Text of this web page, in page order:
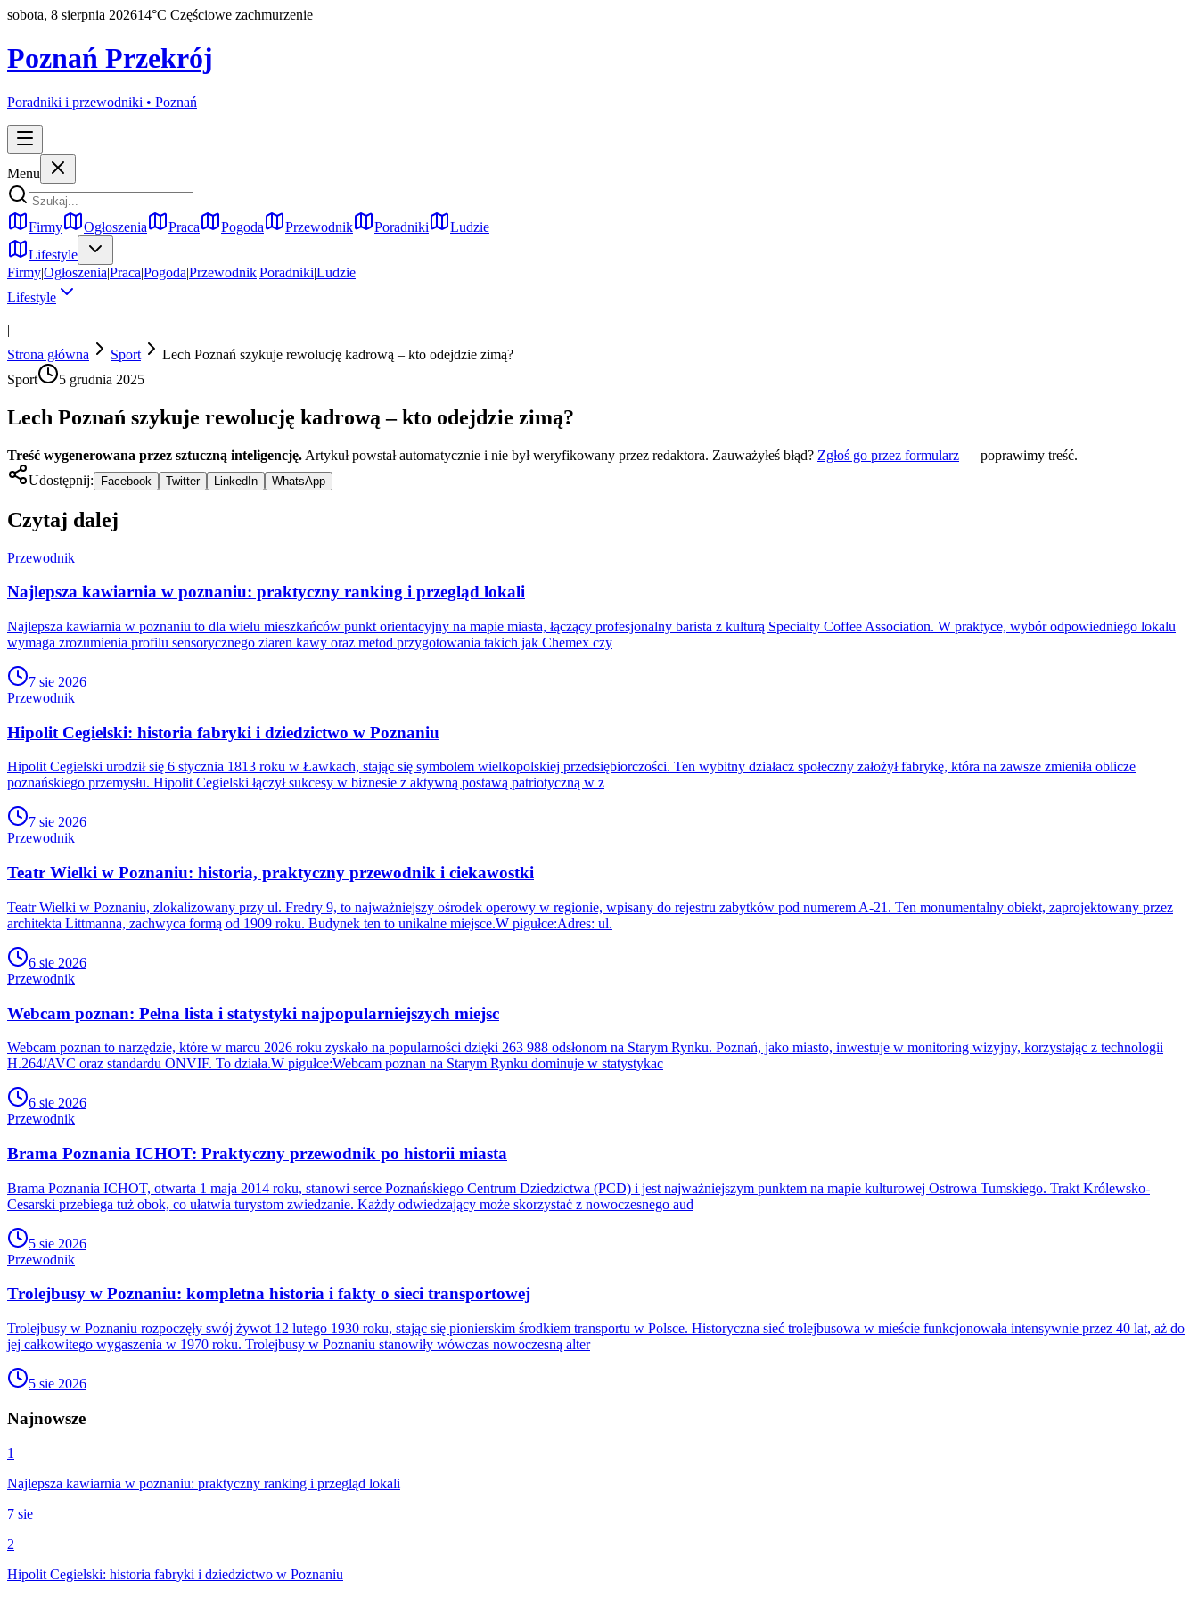
sobota, 8 sierpnia 202614°C Częściowe zachmurzenie
Poznań Przekrój
Poradniki i przewodniki • Poznań
Menu
Firmy Ogłoszenia Praca Pogoda Przewodnik Poradniki
Ludzie
Lifestyle
Firmy|Ogłoszenia|Praca|Pogoda|Przewodnik|Poradniki|Ludzie|
Lifestyle
|
Strona główna
Sport
Lech Poznań szykuje rewolucję kadrową – kto odejdzie zimą?
Sport
5 grudnia 2025
Lech Poznań szykuje rewolucję kadrową – kto odejdzie zimą?
Treść wygenerowana przez sztuczną inteligencję. Artykuł powstał automatycznie i nie był weryfikowany przez redaktora. Zauważyłeś błąd? Zgłoś go przez formularz — poprawimy treść.
Udostępnij:
Facebook Twitter LinkedIn WhatsApp
Czytaj dalej
Przewodnik
Najlepsza kawiarnia w poznaniu: praktyczny ranking i przegląd lokali
Najlepsza kawiarnia w poznaniu to dla wielu mieszkańców punkt orientacyjny na mapie miasta, łączący profesjonalny barista z kulturą Specialty Coffee Association. W praktyce, wybór odpowiedniego lokalu
wymaga zrozumienia profilu sensorycznego ziaren kawy oraz metod przygotowania takich jak Chemex czy
7 sie 2026
Przewodnik
Hipolit Cegielski: historia fabryki i dziedzictwo w Poznaniu
Hipolit Cegielski urodził się 6 stycznia 1813 roku w Ławkach, stając się symbolem wielkopolskiej przedsiębiorczości. Ten wybitny działacz społeczny założył fabrykę, która na zawsze zmieniła oblicze
poznańskiego przemysłu. Hipolit Cegielski łączył sukcesy w biznesie z aktywną postawą patriotyczną w z
7 sie 2026
Przewodnik
Teatr Wielki w Poznaniu: historia, praktyczny przewodnik i ciekawostki
Teatr Wielki w Poznaniu, zlokalizowany przy ul. Fredry 9, to najważniejszy ośrodek operowy w regionie, wpisany do rejestru zabytków pod numerem A-21. Ten monumentalny obiekt, zaprojektowany przez
architekta Littmanna, zachwyca formą od 1909 roku. Budynek ten to unikalne miejsce.W pigułce:Adres: ul.
6 sie 2026
Przewodnik
Webcam poznan: Pełna lista i statystyki najpopularniejszych miejsc
Webcam poznan to narzędzie, które w marcu 2026 roku zyskało na popularności dzięki 263 988 odsłonom na Starym Rynku. Poznań, jako miasto, inwestuje w monitoring wizyjny, korzystając z technologii
H.264/AVC oraz standardu ONVIF. To działa.W pigułce:Webcam poznan na Starym Rynku dominuje w statystykac
6 sie 2026
Przewodnik
Brama Poznania ICHOT: Praktyczny przewodnik po historii miasta
Brama Poznania ICHOT, otwarta 1 maja 2014 roku, stanowi serce Poznańskiego Centrum Dziedzictwa (PCD) i jest najważniejszym punktem na mapie kulturowej Ostrowa Tumskiego. Trakt Królewsko-
Cesarski przebiega tuż obok, co ułatwia turystom zwiedzanie. Każdy odwiedzający może skorzystać z nowoczesnego aud
5 sie 2026
Przewodnik
Trolejbusy w Poznaniu: kompletna historia i fakty o sieci transportowej
Trolejbusy w Poznaniu rozpoczęły swój żywot 12 lutego 1930 roku, stając się pionierskim środkiem transportu w Polsce. Historyczna sieć trolejbusowa w mieście funkcjonowała intensywnie przez 40 lat, aż do
jej całkowitego wygaszenia w 1970 roku. Trolejbusy w Poznaniu stanowiły wówczas nowoczesną alter
5 sie 2026
Najnowsze
1
Najlepsza kawiarnia w poznaniu: praktyczny ranking i przegląd lokali
7 sie
2
Hipolit Cegielski: historia fabryki i dziedzictwo w Poznaniu